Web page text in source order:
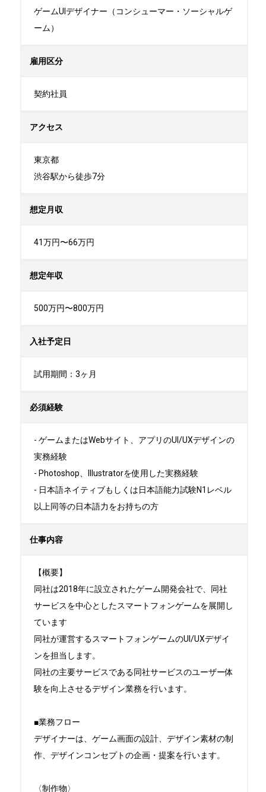
ゲームUIデザイナー（コンシューマー・ソーシャルゲ
ーム）
雇用区分
契約社員
アクセス
東京都
渋谷駅から徒歩7分
想定月収
41万円〜66万円
想定年収
500万円〜800万円
入社予定日
試用期間：3ヶ月
必須経験
- ゲームまたはWebサイト、アプリのUI/UXデザインの
実務経験
- Photoshop、Illustratorを使用した実務経験
- 日本語ネイティブもしくは日本語能力試験N1レベル
以上同等の日本語力をお持ちの方
仕事内容
【概要】
同社は2018年に設立されたゲーム開発会社で、同社
サービスを中心としたスマートフォンゲームを展開し
ています
同社が運営するスマートフォンゲームのUI/UXデザイ
ンを担当します。
同社の主要サービスである同社サービスのユーザー体
験を向上させるデザイン業務を行います。
■業務フロー
デザイナーは、ゲーム画面の設計、デザイン素材の制
作、デザインコンセプトの企画・提案を行います。
〈制作物〉